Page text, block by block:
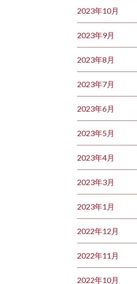
2023年10月
2023年9月
2023年8月
2023年7月
2023年6月
2023年5月
2023年4月
2023年3月
2023年1月
2022年12月
2022年11月
2022年10月